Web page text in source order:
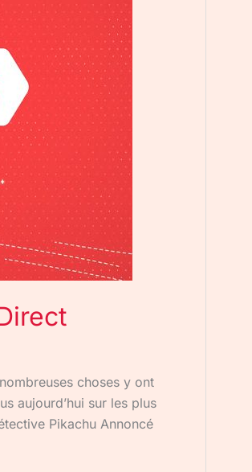
choses y ont
aujourd’hui sur les plus
Pikachu Annoncé